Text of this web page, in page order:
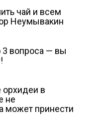
чай и всем
Неумывакин
3 вопроса — вы
орхидеи в
не
может принести